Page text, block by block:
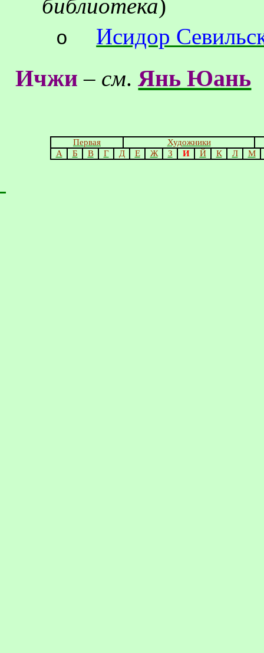
библиотека)
o Исидор
Ичжи – см.Янь Юань
Первая
Художники
А
Б В Г Д Е Ж З И Й К Л М